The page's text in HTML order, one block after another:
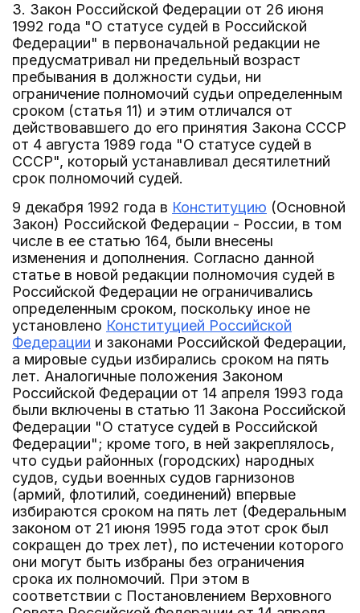
3. Закон Российской Федерации от 26 июня
1992 года "О статусе судей в Российской
Федерации" в первоначальной редакции не
предусматривал ни предельный возраст
пребывания в должности судьи, ни
ограничение полномочий судьи определенным
сроком (статья 11) и этим отличался от
действовавшего до его принятия Закона СССР
от 4 августа 1989 года "О статусе судей в
СССР", который устанавливал десятилетний
срок полномочий судей.
9 декабря 1992 года в Конституцию (Основной
Закон) Российской Федерации - России, в том
числе в ее статью 164, были внесены
изменения и дополнения. Согласно данной
статье в новой редакции полномочия судей в
Российской Федерации не ограничивались
определенным сроком, поскольку иное не
установлено Конституцией Российской
Федерации и законами Российской Федерации,
а мировые судьи избирались сроком на пять
лет. Аналогичные положения Законом
Российской Федерации от 14 апреля 1993 года
были включены в статью 11 Закона Российской
Федерации "О статусе судей в Российской
Федерации"; кроме того, в ней закреплялось,
что судьи районных (городских) народных
судов, судьи военных судов гарнизонов
(армий, флотилий, соединений) впервые
избираются сроком на пять лет (Федеральным
законом от 21 июня 1995 года этот срок был
сокращен до трех лет), по истечении которого
они могут быть избраны без ограничения
срока их полномочий. При этом в
соответствии с Постановлением Верховного